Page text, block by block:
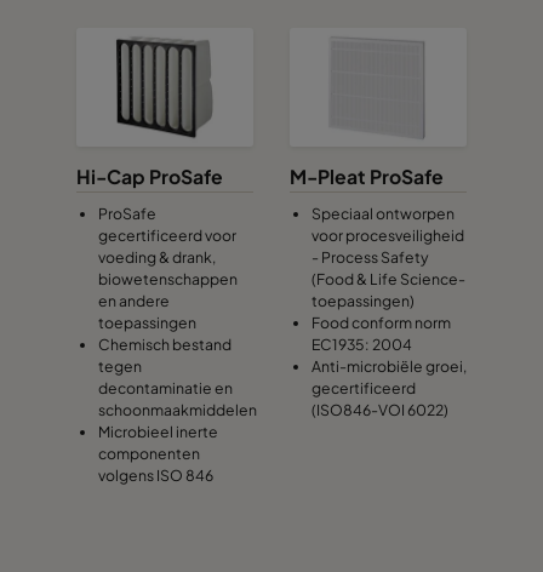
Hi-Cap ProSafe
ProSafe
gecertificeerd voor
voeding & drank,
biowetenschappen
en andere
toepassingen
Chemisch bestand
tegen
decontaminatie en
schoonmaakmiddelen
Microbieel inerte
componenten
volgens ISO 846
M-Pleat ProSafe
Speciaal ontworpen
voor procesveiligheid
- Process Safety
(Food & Life Science-
toepassingen)
Food conform norm
EC1935: 2004
Anti-microbiële groei,
gecertificeerd
(ISO846-VOI 6022)